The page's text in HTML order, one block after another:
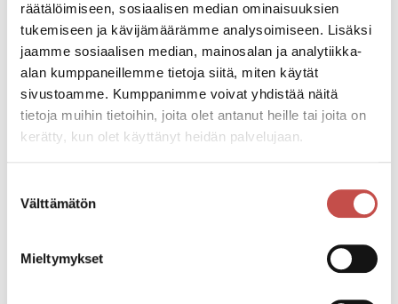
räätälöimiseen, sosiaalisen median ominaisuuksien
tukemiseen ja kävijämäärämme analysoimiseen. Lisäksi
jaamme sosiaalisen median, mainosalan ja analytiikka-
alan kumppaneillemme tietoja siitä, miten käytät
sivustoamme. Kumppanimme voivat yhdistää näitä
tietoja muihin tietoihin, joita olet antanut heille tai joita on
kerätty, kun olet käyttänyt heidän palvelujaan.
valinta
Välttämätön
Mieltymykset
Mirja Tarvainen
kaavoitusinsinööri
Saarijärven kaavoitus
kaavaprosessiohjaus, rakennusoikeusasiat, kaavojen
laadinnan ohjaus
Sari Peura